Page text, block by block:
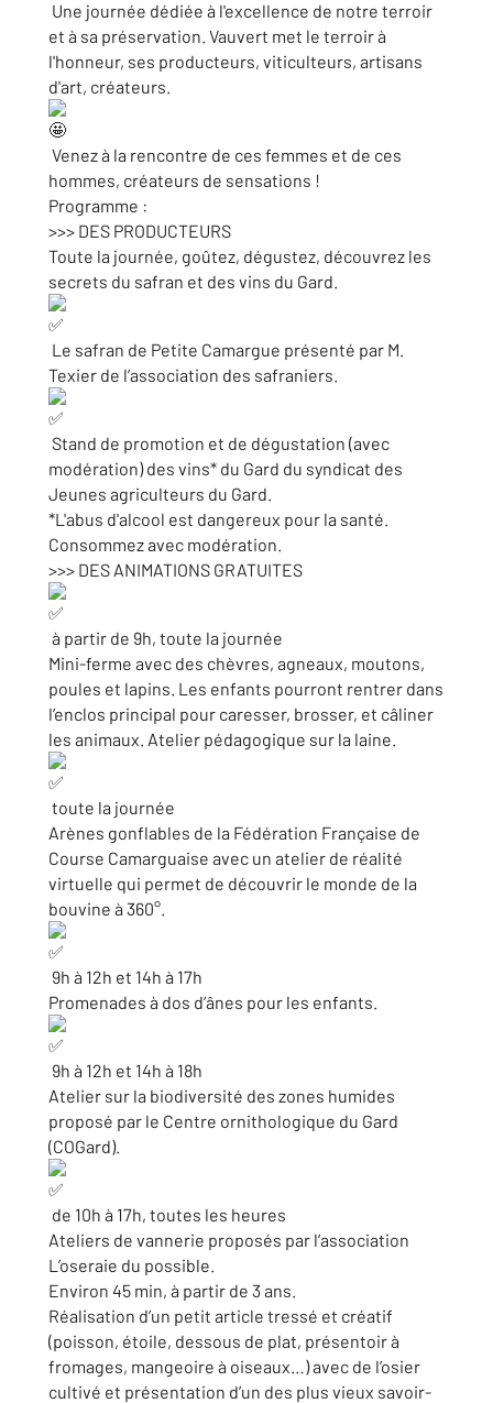
Une journée dédiée à l'excellence de notre terroir
et à sa préservation. Vauvert met le terroir à
l'honneur, ses producteurs, viticulteurs, artisans
d'art, créateurs.
Venez à la rencontre de ces femmes et de ces
hommes, créateurs de sensations !
Programme :
>>> DES PRODUCTEURS
Toute la journée, goûtez, dégustez, découvrez les
secrets du safran et des vins du Gard.
Le safran de Petite Camargue présenté par M.
Texier de l’association des safraniers.
Stand de promotion et de dégustation (avec
modération) des vins* du Gard du syndicat des
Jeunes agriculteurs du Gard.
*L'abus d'alcool est dangereux pour la santé.
Consommez avec modération.
>>> DES ANIMATIONS GRATUITES
à partir de 9h, toute la journée
Mini-ferme avec des chèvres, agneaux, moutons,
poules et lapins. Les enfants pourront rentrer dans
l’enclos principal pour caresser, brosser, et câliner
les animaux. Atelier pédagogique sur la laine.
toute la journée
Arènes gonflables de la Fédération Française de
Course Camarguaise avec un atelier de réalité
virtuelle qui permet de découvrir le monde de la
bouvine à 360°.
9h à 12h et 14h à 17h
Promenades à dos d’ânes pour les enfants.
9h à 12h et 14h à 18h
Atelier sur la biodiversité des zones humides
proposé par le Centre ornithologique du Gard
(COGard).
de 10h à 17h, toutes les heures
Ateliers de vannerie proposés par l’association
L’oseraie du possible.
Environ 45 min, à partir de 3 ans.
Réalisation d’un petit article tressé et créatif
(poisson, étoile, dessous de plat, présentoir à
fromages, mangeoire à oiseaux…) avec de l’osier
cultivé et présentation d’un des plus vieux savoir-